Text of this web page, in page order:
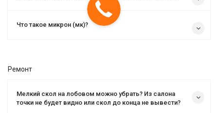
Что такое микрон (мк)?
Ремонт
Мелкий скол на лобовом можно убрать? Из салона
точки не будет видно или скол до конца не вывести?